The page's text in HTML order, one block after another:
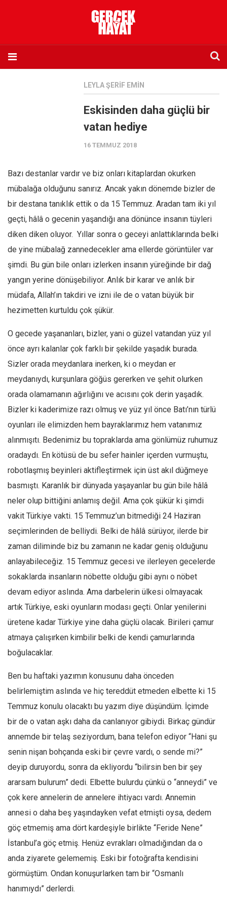
Abone olmak istiyorum
Sosyal Medya
Twitter
Facebook
Instagram
YouTube
Editörden
Yazarlar
Mahmut Toptaş
Yvonne Ridley
Barış Tarımcıoğlu
Ömer Kayani
Hasanali Yıldırım
Leyla Şerif Emin
Selçuk Türkyılmaz
Mehmet Ali Tekin
Abir E. Nahas
Amina S. Jenenkovic
Bağdagül Öz
Esra Elönü
Bu Sayı
Tüm Sayılar
Kategoriler
Kültür Sanat
Kitap
7 soruda bu hafta
Ekonomi
Spor
Manzara
Hayat
Türkiye
Siyaset
Dünya
Avrupa
Asya
Afrika
İslam Dünyası
LEYLA ŞERIF EMIN
Eskisinden daha güçlü bir
vatan hediye
16 TEMMUZ 2018
Bazı destanlar vardır ve biz onları kitaplardan okurken
mübalağa olduğunu sanırız. Ancak yakın dönemde bizler de
bir destana tanıklık ettik o da 15 Temmuz. Aradan tam iki yıl
geçti, hâlâ o gecenin yaşandığı ana dönünce insanın tüyleri
diken diken oluyor. Yıllar sonra o geceyi anlattıklarında belki
de yine mübalağ zannedecekler ama ellerde görüntüler var
şimdi. Bu gün bile onları izlerken insanın yüreğinde bir dağ
yangın yerine dönüşebiliyor. Anlık bir karar ve anlık bir
müdafa, Allah’ın takdiri ve izni ile de o vatan büyük bir
hezimetten kurtuldu çok şükür.
O gecede yaşananları, bizler, yani o güzel vatandan yüz yıl
önce ayrı kalanlar çok farklı bir şekilde yaşadık burada.
Sizler orada meydanlara inerken, ki o meydan er
meydanıydı, kurşunlara göğüs gererken ve şehit olurken
orada olamamanın ağırlığını ve acısını çok derin yaşadık.
Bizler ki kaderimize razı olmuş ve yüz yıl önce Batı’nın türlü
oyunları ile elimizden hem bayraklarımız hem vatanımız
alınmışıtı. Bedenimiz bu topraklarda ama gönlümüz ruhumuz
oradaydı. En kötüsü de bu sefer hainler içerden vurmuştu,
robotlaşmış beyinleri aktifleştirmek için üst akıl düğmeye
basmıştı. Karanlık bir dünyada yaşayanlar bu gün bile hâlâ
neler olup bittiğini anlamış değil. Ama çok şükür ki şimdi
vakit Türkiye vakti. 15 Temmuz’un bitmediği 24 Haziran
seçimlerinden de belliydi. Belki de hâlâ sürüyor, ilerde bir
zaman diliminde biz bu zamanın ne kadar geniş olduğunu
anlayabileceğiz. 15 Temmuz gecesi ve ilerleyen gecelerde
sokaklarda insanların nöbette olduğu gibi aynı o nöbet
devam ediyor aslında. Ama darbelerin ülkesi olmayacak
artık Türkiye, eski oyunların modası geçti. Onlar yenilerini
üretene kadar Türkiye yine daha güçlü olacak. Birileri çamur
atmaya çalışırken kimbilir belki de kendi çamurlarında
boğulacaklar.
Ben bu haftaki yazımın konusunu daha önceden
belirlemiştim aslında ve hiç tereddüt etmeden elbette ki 15
Temmuz konulu olacaktı bu yazım diye düşündüm. İçimde
bir de o vatan aşkı daha da canlanıyor gibiydi. Birkaç gündür
annemde bir telaş seziyordum, bana telefon ediyor “Hani şu
senin nişan bohçanda eski bir çevre vardı, o sende mi?”
deyip duruyordu, sonra da ekliyordu “bilirsin ben bir şey
ararsam bulurum” dedi. Elbette bulurdu çünkü o “anneydi” ve
çok kere annelerin de annelere ihtiyacı vardı. Annemin
annesi o daha beş yaşındayken vefat etmişti oysa, dedem
göç etmemiş ama dört kardeşiyle birlikte “Feride Nene”
İstanbul’a göç etmiş. Henüz evrakları olmadığından da o
anda ziyarete gelememiş. Eski bir fotoğrafta kendisini
görmüştüm. Ondan konuşurlarken tam bir “Osmanlı
hanımıydı” derlerdi.